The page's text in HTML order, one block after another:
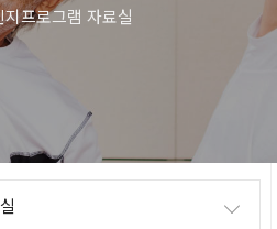
지프로그램 자료실